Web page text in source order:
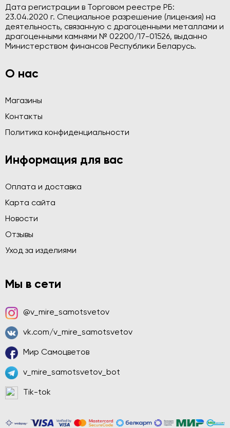
Дата регистрации в Торговом реестре РБ:
23.04.2020 г. Специальное разрешение (лицензия) на
деятельность, связанную с драгоценными металлами и
драгоценными камнями № 02200/17-01526, выданно
Министерством финансов Республики Беларусь.
О нас
Магазины
Контакты
Политика конфиденциальности
Информация для вас
Оплата и доставка
Карта сайта
Новости
Отзывы
Уход за изделиями
Мы в сети
@v_mire_samotsvetov
vk.com/v_mire_samotsvetov
Мир Самоцветов
v_mire_samotsvetov_bot
Tik-tok